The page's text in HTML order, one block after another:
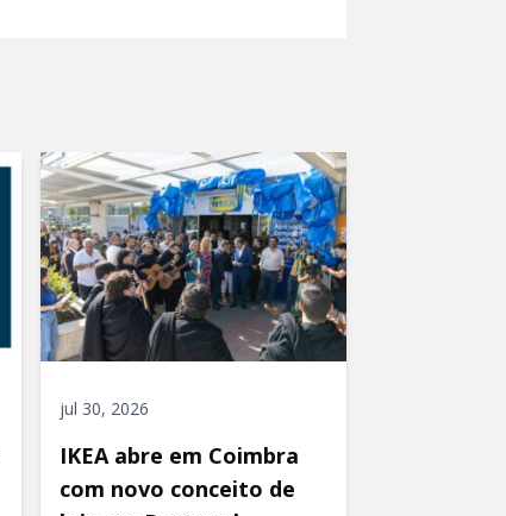
jul 30, 2026
IKEA abre em Coimbra
com novo conceito de